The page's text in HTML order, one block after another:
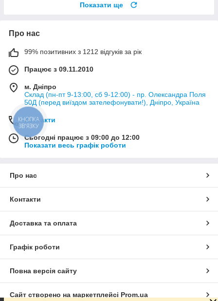
Показати ще
Про нас
99% позитивних з 1212 відгуків за рік
Працює з 09.11.2010
м. Дніпро
Склад (пн-пт 9-13:00, сб 9-12:00) - пр. Олександра Поля
50Д (перед виїздом зателефонувати!), Дніпро, Україна
Контакти
Сьогодні працює з 09:00 до 12:00
Показати весь графік роботи
Про нас
Контакти
Доставка та оплата
Графік роботи
Повна версія сайту
Сайт створено на маркетплейсі Prom.ua
КНОПКА
ЗВ'ЯЗКУ